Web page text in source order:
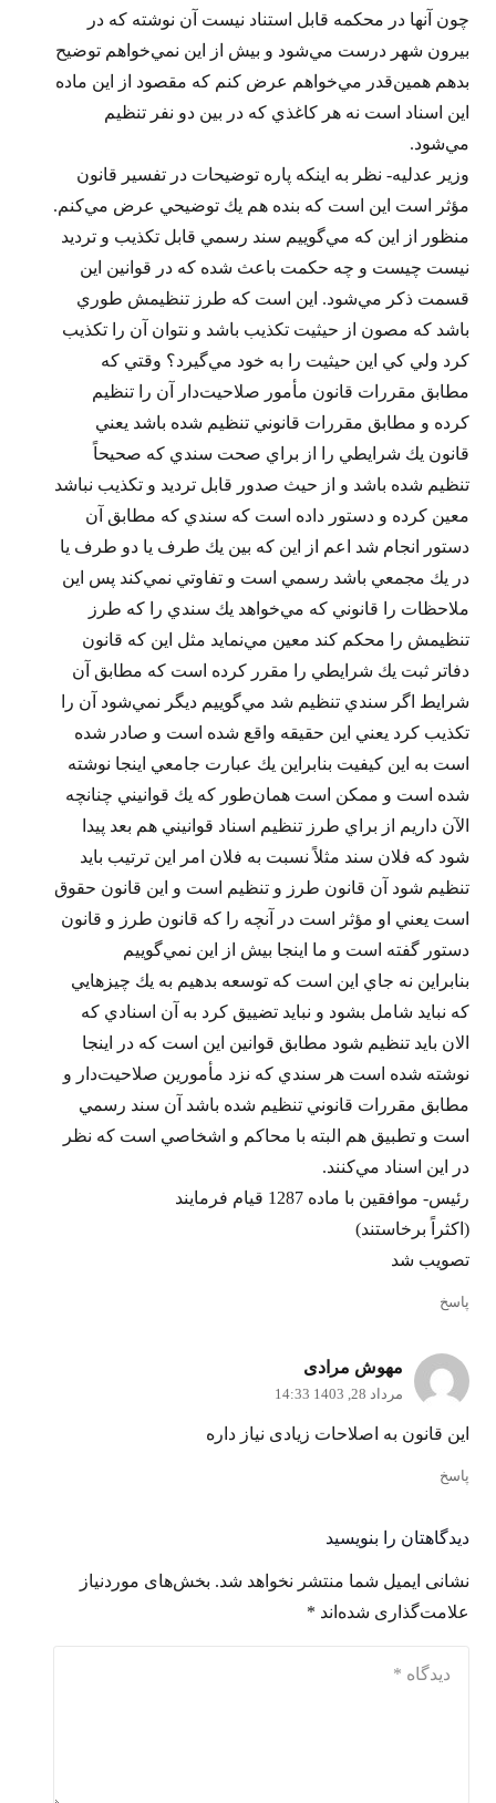
چون آنها در محكمه قابل استناد نيست آن نوشته كه در
بيرون شهر درست مي‌شود و بيش از اين نمي‌خواهم توضيح
بدهم همين‌قدر مي‌خواهم عرض كنم كه مقصود از اين ماده
اين اسناد است نه هر كاغذي كه در بين دو نفر تنظيم
مي‌شود.
وزير عدليه- نظر به اينكه پاره توضيحات در تفسير قانون
مؤثر است اين است كه بنده هم يك توضيحي عرض مي‌كنم.
منظور از اين كه مي‌گوييم سند رسمي قابل تكذيب و ترديد
نيست چيست و چه حكمت باعث شده كه در قوانين اين
قسمت ذكر مي‌شود. اين است كه طرز تنظيمش طوري
باشد كه مصون از حيثيت تكذيب باشد و نتوان آن را تكذيب
كرد ولي كي اين حيثيت را به خود مي‌گيرد؟ وقتي كه
مطابق مقررات قانون مأمور صلاحيت‌دار آن را تنظيم
كرده و مطابق مقررات قانوني تنظيم شده باشد يعني
قانون يك شرايطي را از براي صحت سندي كه صحيحاً
تنظيم شده باشد و از حيث صدور قابل ترديد و تكذيب نباشد
معين كرده و دستور داده است كه سندي كه مطابق آن
دستور انجام شد اعم از اين كه بين يك طرف يا دو طرف يا
در يك مجمعي باشد رسمي است و تفاوتي نمي‌كند پس اين
ملاحظات را قانوني كه مي‌خواهد يك سندي را كه طرز
تنظيمش را محكم كند معين مي‌نمايد مثل اين كه قانون
دفاتر ثبت يك شرايطي را مقرر كرده است كه مطابق آن
شرايط اگر سندي تنظيم شد مي‌گوييم ديگر نمي‌شود آن را
تكذيب كرد يعني اين حقيقه واقع شده است و صادر شده
است به اين كيفيت بنابراين يك عبارت جامعي اينجا نوشته
شده است و ممكن است همان‌طور كه يك قوانيني چنانچه
الآن داريم از براي طرز تنظيم اسناد قوانيني هم بعد پيدا
شود كه فلان سند مثلاً نسبت به فلان امر اين ترتيب بايد
تنظيم شود آن قانون طرز و تنظيم است و اين قانون حقوق
است يعني او مؤثر است در آنچه را كه قانون طرز و قانون
دستور گفته است و ما اينجا بيش از اين نمي‌گوييم
بنابراين نه جاي اين است كه توسعه بدهيم به يك چيزهايي
كه نبايد شامل بشود و نبايد تضييق كرد به آن اسنادي كه
الان بايد تنظيم شود مطابق قوانين اين است كه در اينجا
نوشته شده است هر سندي كه نزد مأمورين صلاحيت‌دار و
مطابق مقررات قانوني تنظيم شده باشد آن سند رسمي
است و تطبيق هم البته با محاكم و اشخاصي است كه نظر
در اين اسناد مي‌كنند.
رئيس- موافقين با ماده 1287 قيام فرمايند
(اكثراً برخاستند)
تصويب شد
پاسخ
مهوش مرادی
مرداد 28, 1403 14:33
این قانون به اصلاحات زیادی نیاز داره
پاسخ
دیدگاهتان را بنویسید
نشانی ایمیل شما منتشر نخواهد شد. بخش‌های موردنیاز
علامت‌گذاری شده‌اند *